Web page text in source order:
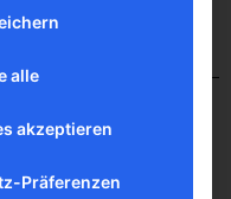
alle
akzeptieren
Präferenzen